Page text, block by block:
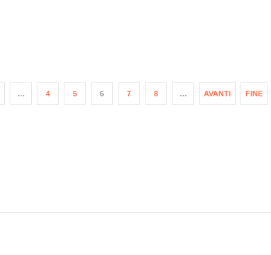
… 4 5 6 7 8 … AVANTI FINE